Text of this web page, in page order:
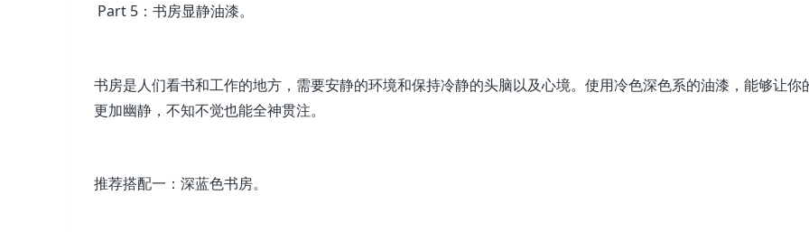
Part 5：书房显静油漆。
书房是人们看书和工作的地方，需要安静的环境和保持冷静的头脑以及心境。使用冷色深色系的油漆，能够让你
更加幽静，不知不觉也能全神贯注。
推荐搭配一：深蓝色书房。